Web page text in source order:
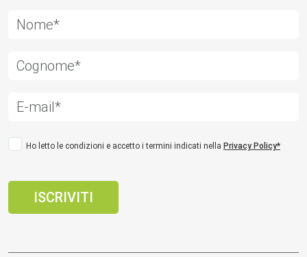
Ho letto le condizioni e accetto i termini indicati nella Privacy Policy*